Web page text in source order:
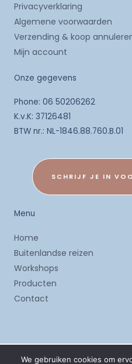
Menu
Home
Buitenlandse reizen
Workshops
Producten
Contact
Onze gegevens
Phone: 06 50206262
K.v.K: 37126481
BTW nr.: NL-1846.88.760.B.01
SCHRIJF JE IN
Privacyverklaring
Algemene voorwaarden
Verzending & koop
Mijn account
We gebruiken cookies om